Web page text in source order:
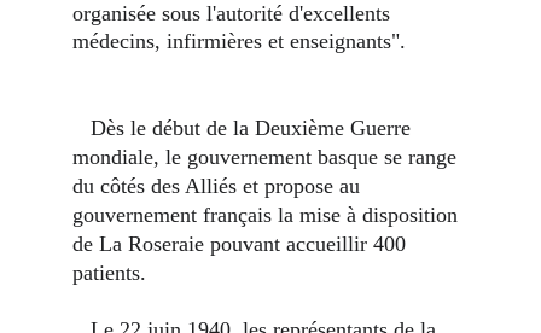
organisée sous l'autorité d'excellents
médecins, infirmières et enseignants".
mondiale, le gouvernement basque se range
du côtés des Alliés et propose au
gouvernement français la mise à disposition
de La Roseraie pouvant accueillir 400
patients.